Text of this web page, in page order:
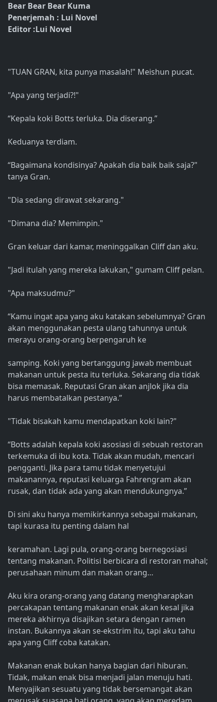
Bear Bear Bear Kuma
Penerjemah : Lui Novel
Editor :Lui Novel
"TUAN GRAN, kita punya masalah!" Meishun pucat.
"Apa yang terjadi?!"
“Kepala koki Botts terluka. Dia diserang.”
Keduanya terdiam.
“Bagaimana kondisinya? Apakah dia baik baik saja?"
tanya Gran.
"Dia sedang dirawat sekarang."
"Dimana dia? Memimpin."
Gran keluar dari kamar, meninggalkan Cliff dan aku.
"Jadi itulah yang mereka lakukan," gumam Cliff pelan.
"Apa maksudmu?"
“Kamu ingat apa yang aku katakan sebelumnya? Gran
akan menggunakan pesta ulang tahunnya untuk
merayu orang-orang berpengaruh ke
samping. Koki yang bertanggung jawab membuat
makanan untuk pesta itu terluka. Sekarang dia tidak
bisa memasak. Reputasi Gran akan anjlok jika dia
harus membatalkan pestanya.”
"Tidak bisakah kamu mendapatkan koki lain?"
“Botts adalah kepala koki asosiasi di sebuah restoran
terkemuka di ibu kota. Tidak akan mudah, mencari
pengganti. Jika para tamu tidak menyetujui
makanannya, reputasi keluarga Fahrengram akan
rusak, dan tidak ada yang akan mendukungnya.”
Di sini aku hanya memikirkannya sebagai makanan,
tapi kurasa itu penting dalam hal
keramahan. Lagi pula, orang-orang bernegosiasi
tentang makanan. Politisi berbicara di restoran mahal;
perusahaan minum dan makan orang…
Aku kira orang-orang yang datang mengharapkan
percakapan tentang makanan enak akan kesal jika
mereka akhirnya disajikan setara dengan ramen
instan. Bukannya akan se-ekstrim itu, tapi aku tahu
apa yang Cliff coba katakan.
Makanan enak bukan hanya bagian dari hiburan.
Tidak, makan enak bisa menjadi jalan menuju hati.
Menyajikan sesuatu yang tidak bersemangat akan